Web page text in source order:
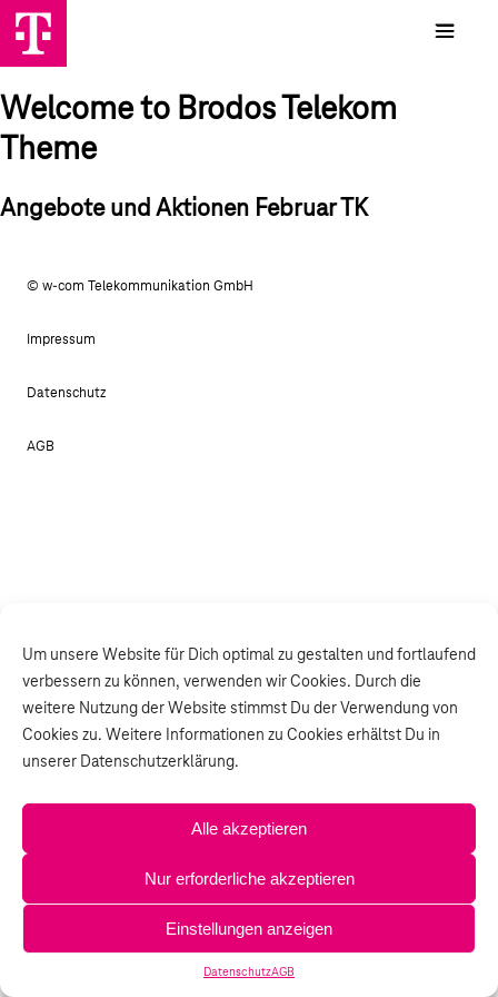
Um unsere Website für Dich optimal zu gestalten und fortlaufend
verbessern zu können, verwenden wir Cookies. Durch die
weitere Nutzung der Website stimmst Du der Verwendung von
Cookies zu. Weitere Informationen zu Cookies erhältst Du in
unserer Datenschutzerklärung.
Alle akzeptieren
Nur erforderliche akzeptieren
Einstellungen anzeigen
DatenschutzAGB
Welcome to Brodos Telekom
Theme
Angebote und Aktionen Februar TK
© w-com Telekommunikation GmbH
Impressum
Datenschutz
AGB